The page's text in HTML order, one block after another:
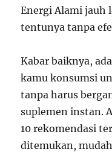
Energi Alami jauh
tentunya tanpa
Kabar baiknya,
kamu konsumsi
tanpa harus
suplemen instan.
10 rekomendasi
ditemukan,